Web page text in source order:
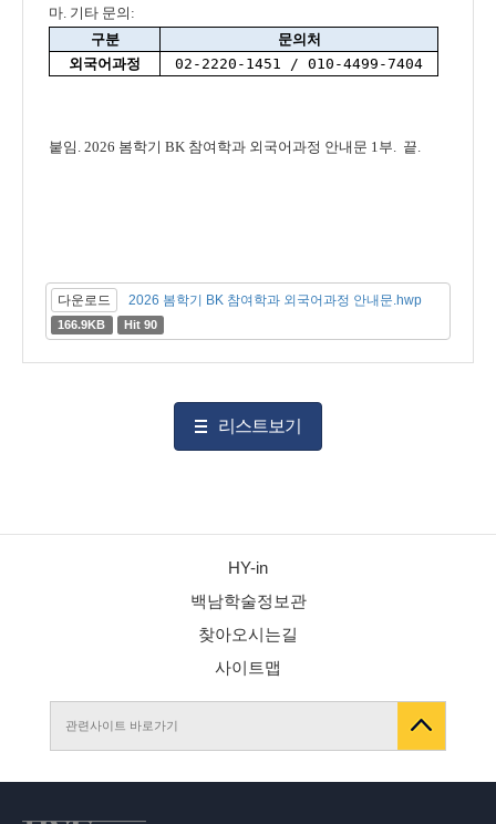
마. 기타 문의:
구분
문의처
외국어과정
02-2220-1451 / 010-4499-7404
붙임. 2026 봄학기 BK 참여학과 외국어과정 안내문 1부. 끝.
다운로드 2026 봄학기 BK 참여학과 외국어과정 안내문.hwp
166.9KB Hit 90
리스트보기
HY-in
백남학술정보관
찾아오시는길
사이트맵
관련사이트 바로가기